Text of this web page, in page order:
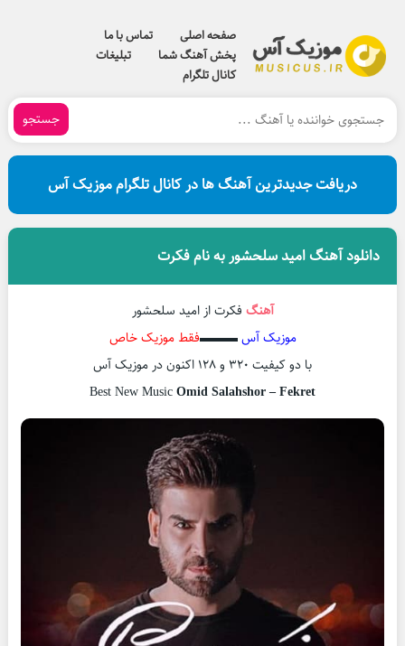
صفحه اصلی
تماس با ما
پخش آهنگ شما
تبلیغات
کانال تلگرام
جستجو
دریافت جدیدترین آهنگ ها در کانال تلگرام موزیک آس
دانلود آهنگ امید سلحشور به نام فکرت
آهنگ فکرت از امید سلحشور
موزیک آس▬▬▬فقط موزیک خاص
با دو کیفیت ۳۲۰ و ۱۲۸ اکنون در موزیک آس
Best New MusicOmid Salahshor – Fekret